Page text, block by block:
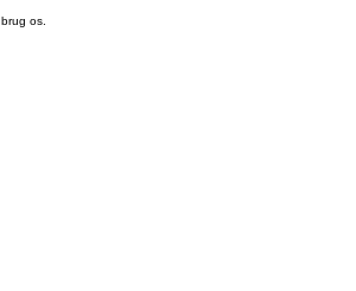
os.